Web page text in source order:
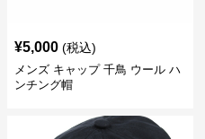
¥5,000 (税込)
メンズ キャップ 千鳥 ウール ハ
ンチング帽